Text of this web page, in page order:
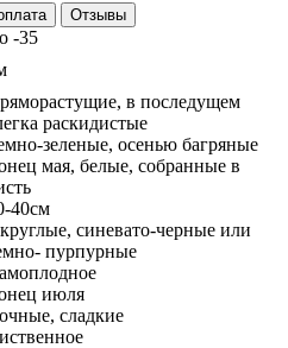
Отзывы
-35
в последущем
раскидистые
зеленые, осенью багряные
мая, белые, собранные в
40см
синевато-черные или
пурпурные
июля
сладкие